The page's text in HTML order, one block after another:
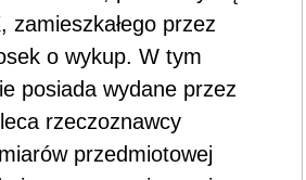
zamieszkałego przez
o wykup. W tym
posiada wydane przez
rzeczoznawcy
przedmiotowej